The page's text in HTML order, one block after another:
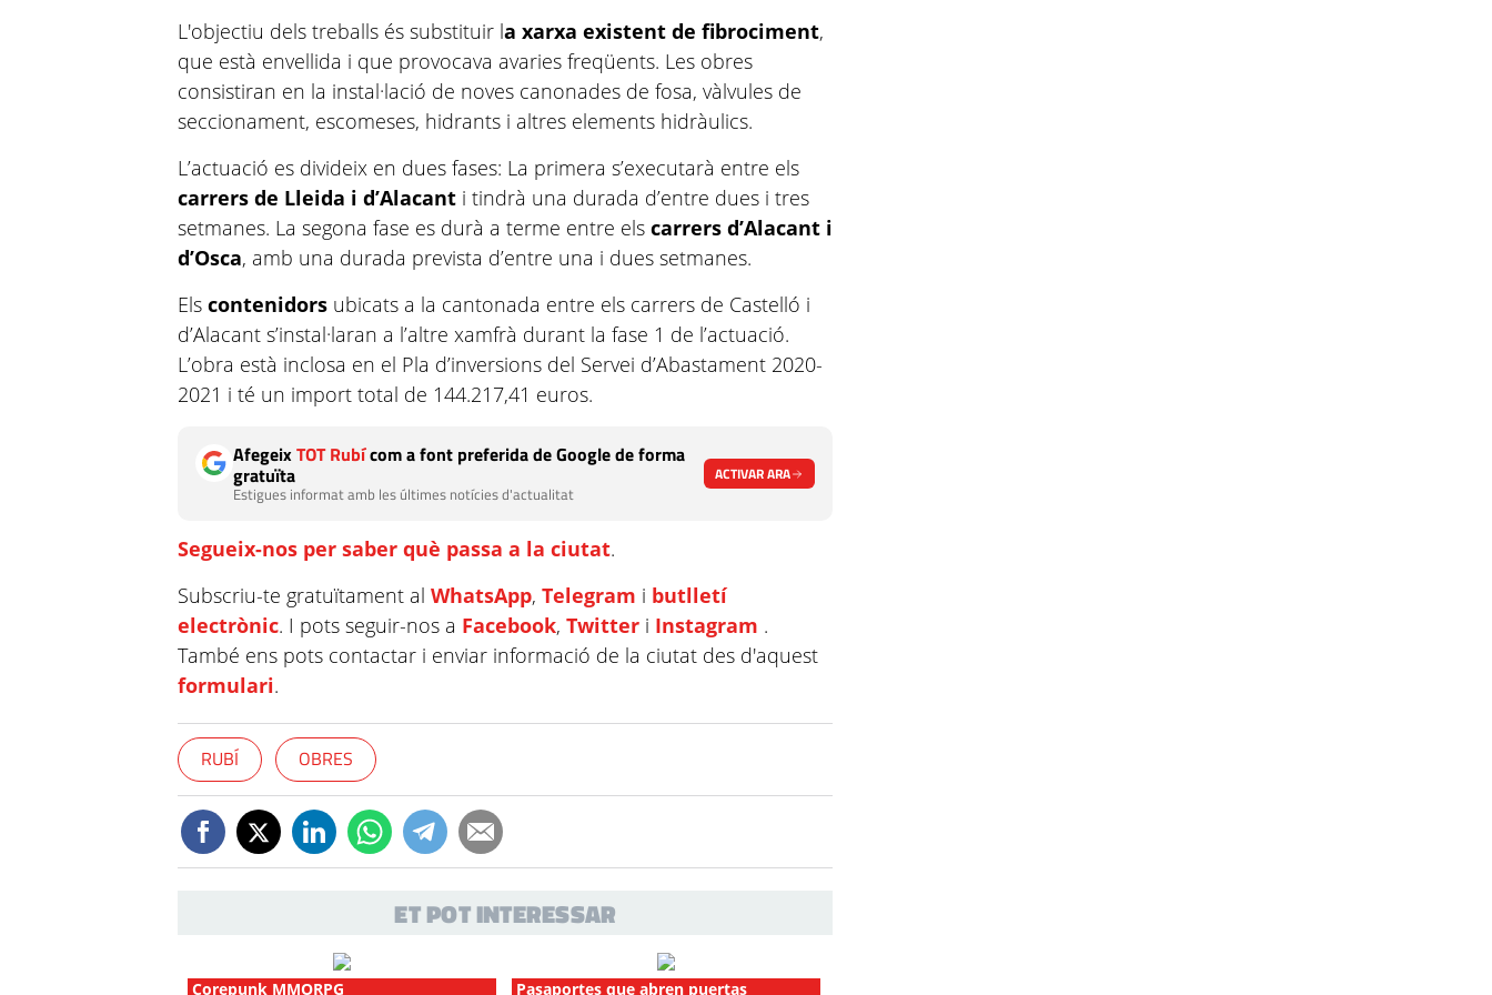
L'objectiu dels treballs és substituir la xarxa existent de fibrociment,
que està envellida i que provocava avaries freqüents. Les obres
consistiran en la instal·lació de noves canonades de fosa, vàlvules de
seccionament, escomeses, hidrants i altres elements hidràulics.
L’actuació es divideix en dues fases: La primera s’executarà entre els
carrers de Lleida i d’Alacant i tindrà una durada d’entre dues i tres
setmanes. La segona fase es durà a terme entre els carrers d’Alacant i
d’Osca, amb una durada prevista d’entre una i dues setmanes.
Elscontenidors ubicats a la cantonada entre els carrers de Castelló i
d’Alacant s’instal·laran a l’altre xamfrà durant la fase 1 de l’actuació.
L’obra està inclosa en el Pla d’inversions del Servei d’Abastament 2020-
2021 i té un import total de 144.217,41 euros.
AfegeixTOT Rubícom a font preferida de Google de forma
gratuïta
Estigues informat amb les últimes notícies d'actualitat
ACTIVAR ARA
Segueix-nos per saber què passa a la ciutat.
Subscriu-te gratuïtament alWhatsApp,Telegram i butlletí
electrònic. I pots seguir-nos a Facebook,Twitter i Instagram .
També ens pots contactar i enviar informació de la ciutat des d'aquest
formulari.
RUBÍ OBRES
ET POT INTERESSAR
Corepunk MMORPG Pasaportes que abren puertas